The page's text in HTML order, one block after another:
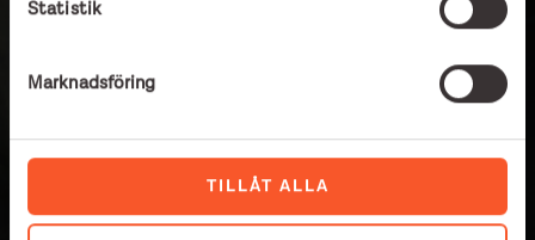
Statistik
Marknadsföring
TILLÅT ALLA